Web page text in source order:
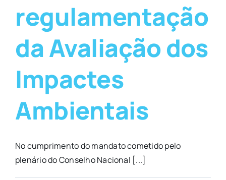
regulamentação
da Avaliação dos
Impactes
Ambientais
No cumprimento do mandato cometido pelo
plenário do Conselho Nacional [...]